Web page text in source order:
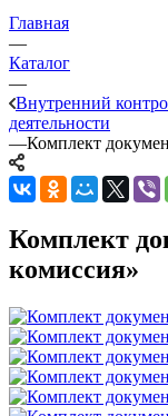
Главная
—
Каталог
—
Внутренний
деятельности
—Комплект
Комплект
комиссия»